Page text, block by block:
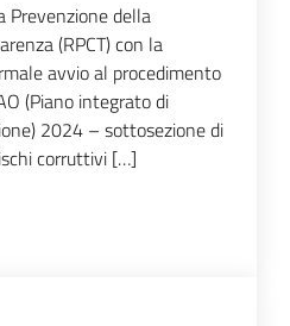
Prevenzione della
(RPCT) con la
avvio al procedimento
(Piano integrato di
2024 – sottosezione di
corruttivi […]